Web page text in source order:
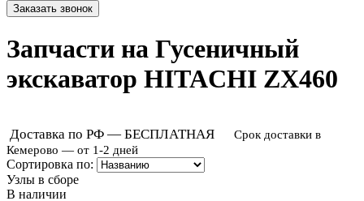
Запчасти на Гусеничный
экскаватор HITACHI ZX460
Доставка по РФ — БЕСПЛАТНАЯ
Срок доставки в
Кемерово — от 1-2 дней
Сортировка по:
Узлы в сборе
В наличии